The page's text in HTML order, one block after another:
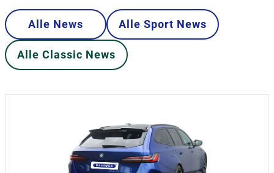
Alle News Alle Sport News
Alle Classic News